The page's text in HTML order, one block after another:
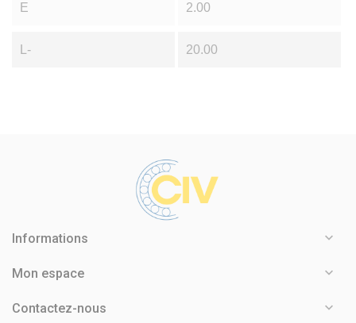
E 2.00
L- 20.00
Informations 
Mon espace 
Contactez-nous 